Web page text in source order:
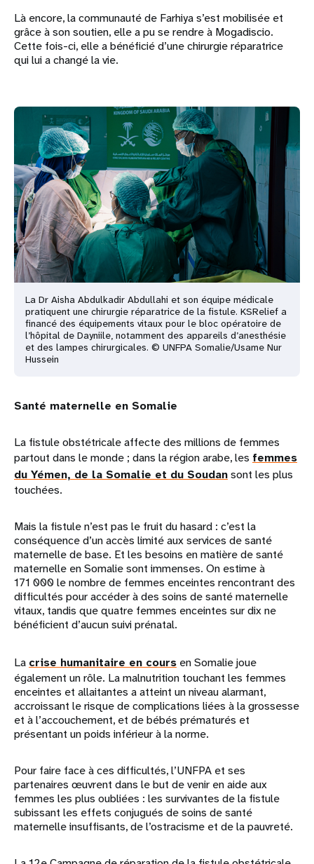
Là encore, la communauté de Farhiya s’est mobilisée et
grâce à son soutien, elle a pu se rendre à Mogadiscio.
Cette fois-ci, elle a bénéficié d’une chirurgie réparatrice
qui lui a changé la vie.
La Dr Aisha Abdulkadir Abdullahi et son équipe médicale
pratiquent une chirurgie réparatrice de la fistule. KSRelief a
financé des équipements vitaux pour le bloc opératoire de
l’hôpital de Dayniile, notamment des appareils d’anesthésie
et des lampes chirurgicales. © UNFPA Somalie/Usame Nur
Hussein
Santé maternelle en Somalie
La fistule obstétricale affecte des millions de femmes
partout dans le monde ; dans la région arabe, les femmes
du Yémen, de la Somalie et du Soudansont les plus
touchées.
Mais la fistule n’est pas le fruit du hasard : c’est la
conséquence d’un accès limité aux services de santé
maternelle de base. Et les besoins en matière de santé
maternelle en Somalie sont immenses. On estime à
171 000 le nombre de femmes enceintes rencontrant des
difficultés pour accéder à des soins de santé maternelle
vitaux, tandis que quatre femmes enceintes sur dix ne
bénéficient d’aucun suivi prénatal.
La crise humanitaire en cours en Somalie joue
également un rôle. La malnutrition touchant les femmes
enceintes et allaitantes a atteint un niveau alarmant,
accroissant le risque de complications liées à la grossesse
et à l’accouchement, et de bébés prématurés et
présentant un poids inférieur à la norme.
Pour faire face à ces difficultés, l’UNFPA et ses
partenaires œuvrent dans le but de venir en aide aux
femmes les plus oubliées : les survivantes de la fistule
subissant les effets conjugués de soins de santé
maternelle insuffisants, de l’ostracisme et de la pauvreté.